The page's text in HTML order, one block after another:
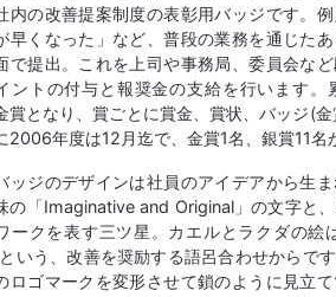
内の改善提案制度の表彰用バッジです。
早くなった」など、普段の業務を通じた
で提出。これを上司や事務局、委員会な
ントの付与と報奨金の支給を行います。
賞となり、賞ごとに賞金、賞状、バッジ(
2006年度は12月迄で、金賞1名、銀賞11名
ッジのデザインは社員のアイデアから生
の「Imaginative and Original」の文字と
ークを表す三ツ星。カエルとラクダの絵
いう、改善を奨励する語呂合わせからで
ロゴマークを変形させて鎖のように見立